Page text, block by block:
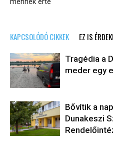
KAPCSOLÓDÓ CIKKEK EZ IS
Tragédia a
meder egy
Bővítik a
Dunakeszi